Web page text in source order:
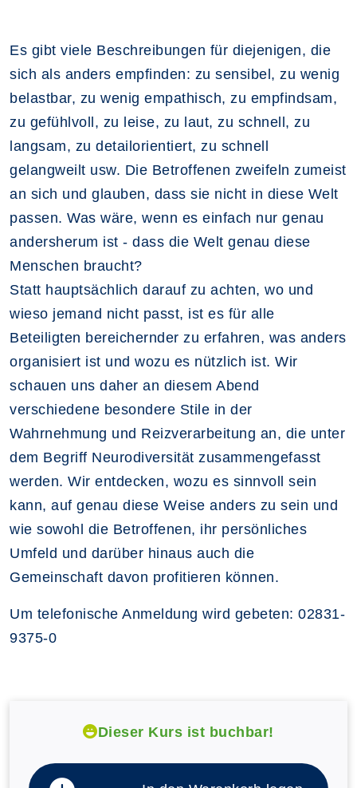
Es gibt viele Beschreibungen für diejenigen, die
sich als anders empfinden: zu sensibel, zu wenig
belastbar, zu wenig empathisch, zu empfindsam,
zu gefühlvoll, zu leise, zu laut, zu schnell, zu
langsam, zu detailorientiert, zu schnell
gelangweilt usw. Die Betroffenen zweifeln zumeist
an sich und glauben, dass sie nicht in diese Welt
passen. Was wäre, wenn es einfach nur genau
andersherum ist - dass die Welt genau diese
Menschen braucht?
Statt hauptsächlich darauf zu achten, wo und
wieso jemand nicht passt, ist es für alle
Beteiligten bereichernder zu erfahren, was anders
organisiert ist und wozu es nützlich ist. Wir
schauen uns daher an diesem Abend
verschiedene besondere Stile in der
Wahrnehmung und Reizverarbeitung an, die unter
dem Begriff Neurodiversität zusammengefasst
werden. Wir entdecken, wozu es sinnvoll sein
kann, auf genau diese Weise anders zu sein und
wie sowohl die Betroffenen, ihr persönliches
Umfeld und darüber hinaus auch die
Gemeinschaft davon profitieren können.
Um telefonische Anmeldung wird gebeten: 02831-
9375-0
Dieser Kurs ist buchbar!